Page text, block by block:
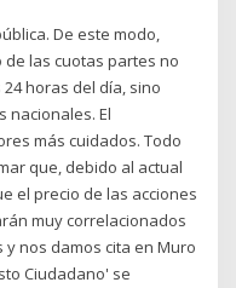
De este modo,
las cuotas partes no
horas del día, sino
nacionales. El
más cuidados. Todo
que, debido al actual
el precio de las acciones
muy correlacionados
y nos damos cita en Muro
Ciudadano' se